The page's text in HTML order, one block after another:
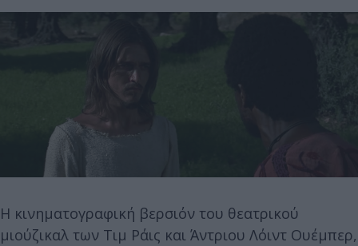
H κινηματογραφική βερσιόν του θεατρικού
μιούζικαλ των Τιμ Ράις και Άντριου Λόιντ Ουέμπερ,